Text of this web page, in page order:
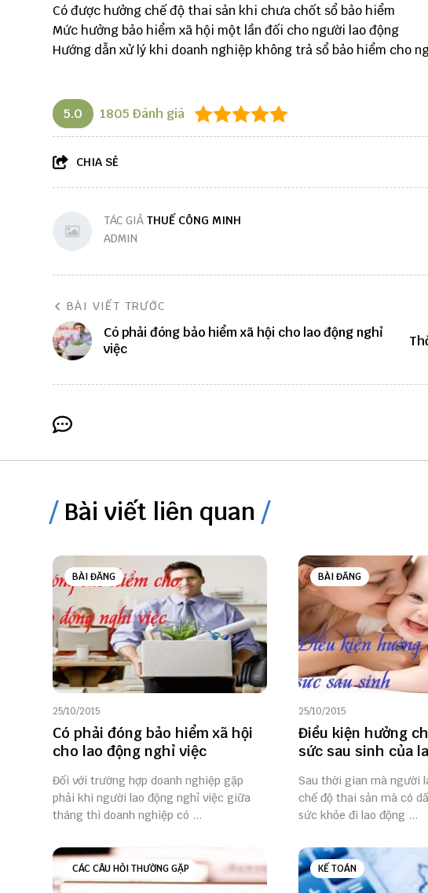
Có được hưởng chế độ thai sản khi chưa chốt sổ bảo hiểm
Mức hưởng bảo hiểm xã hội một lần đối cho người lao động
Hướng dẫn xử lý khi doanh nghiệp không trả sổ bảo hiểm cho
5.0 1805 Đánh giá
CHIA SẺ
TÁC GIẢ THUẾ CÔNG MINH
ADMIN
BÀI VIẾT TRƯỚC
Có phải đóng bảo hiểm xã hội cho lao động nghỉ
việc
Bài viết liên quan
BÀI ĐĂNG
25/10/2015
Có phải đóng bảo hiểm xã hội
cho lao động nghỉ việc
Đối với trường hợp doanh nghiệp gặp
phải khi người lao động nghỉ việc giữa
tháng thì doanh nghiệp có ...
BÀI ĐĂNG
25/10/2015
Điều kiện hưởng
sức sau sinh của
Sau thời gian mà người
chế độ thai sản mà có
sức khỏe đi lao động ...
CÁC CÂU HỎI THƯỜNG GẶP KẾ TOÁN